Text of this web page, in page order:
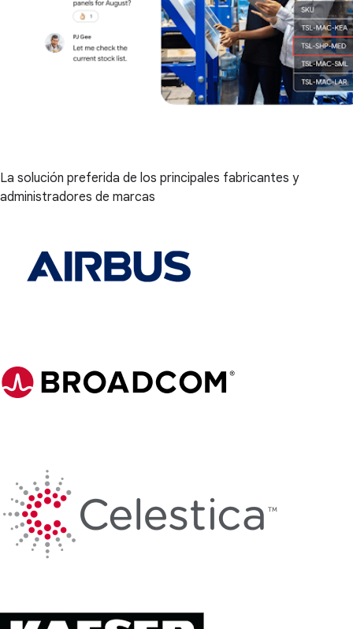
La solución preferida de los principales fabricantes y
administradores de marcas